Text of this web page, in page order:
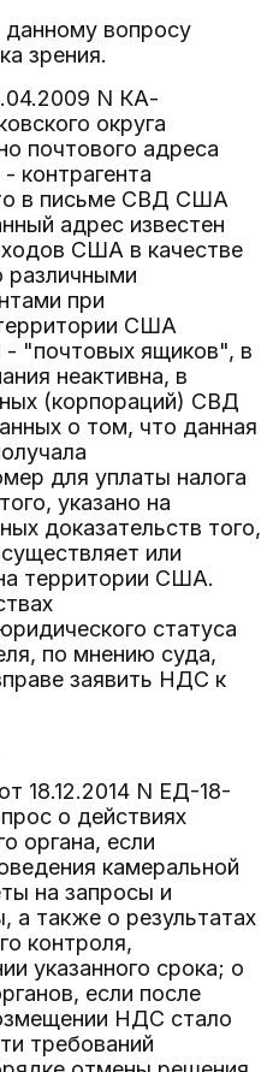
данному вопросу
зрения.
N КА-
округа
почтового адреса
контрагента
в письме СВД США
адрес известен
США в качестве
различными
при
США
- "почтовых ящиков", в
неактивна, в
(корпораций) СВД
о том, что данная
для уплаты налога
указано на
доказательств того,
или
территории США.
статуса
по мнению суда,
заявить НДС к
18.12.2014 N ЕД-18-
о действиях
органа, если
камеральной
на запросы и
а также о результатах
контроля,
указанного срока; о
если после
НДС стало
требований